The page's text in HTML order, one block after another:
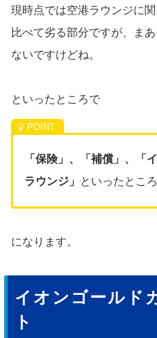
現時点では空港ラウンジに
比べて劣る部分ですが、ま
ないですけどね。
といったところで
「保険」、「補償」、「
ラウンジ」
といったとこ
になります。
イオンゴールド
ト